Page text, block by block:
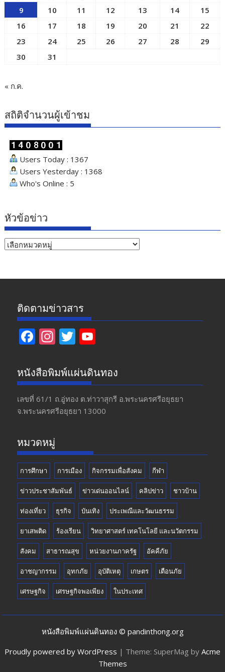
9
10 11 12 13 14
15
16
17 18 19 20 21
22
23
24 25 26 27 28
29
30
31
« ก.ค.
สถิติจำนวนผู้เข้าชม
Users Today : 1367
Users Yesterday : 1368
Who's Online : 5
หัวข้อข่าว
หัวข้อ
ติดตามข่าวสาร
F
e
b
o
o
In
a
gr
a
m
T
itt
er
u
T
u
b
หนังสือพิมพ์แผ่นดินทอง
เลขที่ 61/1 ถ.อู่ทอง​ ต.​ท่าวาสุกรี​ อ.พระนครศรีอยุธยา​
จ.พระนครศรีอยุธยา 13000
หมวดหมู่
การศึกษา การเมือง กิจกรรมเพื่อสังคม กีฬา
ข่าวประชาสัมพันธ์ ข่าวเด่นออนไลน์ คลิปข่าว ชาวบ้าน
ท่องเที่ยว ธุรกิจ บันเทิง ประเพณีและวัฒนธรรม
ยาเสพติด ร้องเรียน วิทยาศาสตร์ เทคโนโลยี และนวัตกรรม
สังคม สาธารณสุข หน่วยงานภาครัฐ อัคคีภัย
อาชญากรรม อุทกภัย อุบัติเหตุ เกษตร เตือนภัย
เศรษฐกิจ เศรษฐกิจพอเพียง ในประเทศ
หนังสือพิมพ์แผ่นดินทอง © pandinthong.org
Proudly powered by WordPress | Theme: SuperMag by Acme
Themes